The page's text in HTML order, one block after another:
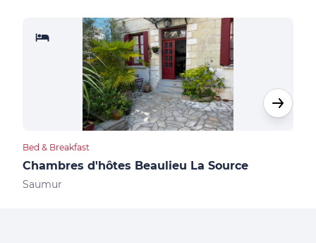
Bed & Breakfast
Chambres d'hôtes Beaulieu La Source
Saumur